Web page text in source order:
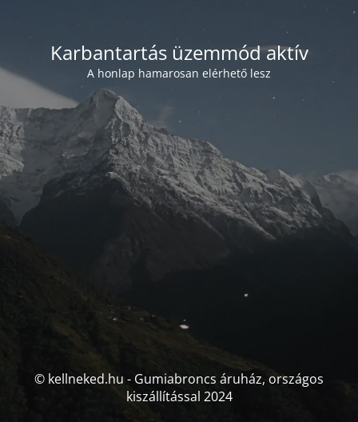
Karbantartás üzemmód aktív
A honlap hamarosan elérhető lesz
© kellneked.hu - Gumiabroncs áruház, országos
kiszállítással 2024